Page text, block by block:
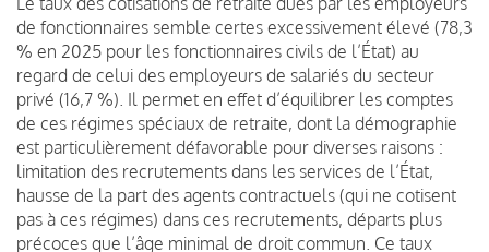
de fonctionnaires semble certes excessivement élevé (78,3
% en 2025 pour les fonctionnaires civils de l’État) au
regard de celui des employeurs de salariés du secteur
privé (16,7 %). Il permet en effet d’équilibrer les comptes
de ces régimes spéciaux de retraite, dont la démographie
est particulièrement défavorable pour diverses raisons :
limitation des recrutements dans les services de l’État,
hausse de la part des agents contractuels (qui ne cotisent
pas à ces régimes) dans ces recrutements, départs plus
précoces que l’âge minimal de droit commun. Ce taux